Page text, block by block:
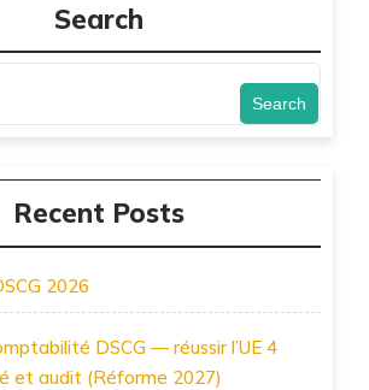
Search
Search
Recent Posts
2026
DSCG — réussir l’UE 4
et audit (Réforme 2027)